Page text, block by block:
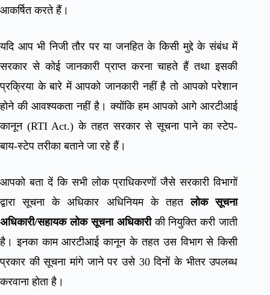
आकर्षित करते हैं।
यदि आप भी निजी तौर पर या जनहित के किसी मुद्दे के संबंध में
सरकार से कोई जानकारी प्राप्त करना चाहते हैं तथा इसकी
प्रक्रिया के बारे में आपको जानकारी नहीं है तो आपको परेशान
होने की आवश्यकता नहीं है। क्योंकि हम आपको आगे आरटीआई
कानून (RTI Act.) के तहत सरकार से सूचना पाने का स्टेप-
बाय-स्टेप तरीका बताने जा रहे हैं।
आपको बता दें कि सभी लोक प्राधिकरणों जैसे सरकारी विभागों
द्वारा सूचना के अधिकार अधिनियम के तहतलोक सूचना
अधिकारी/सहायक लोक सूचना अधिकारीकी नियुक्ति करी जाती
है। इनका काम आरटीआई कानून के तहत उस विभाग से किसी
प्रकार की सूचना मांगे जाने पर उसे 30 दिनों के भीतर उपलब्ध
करवाना होता है।